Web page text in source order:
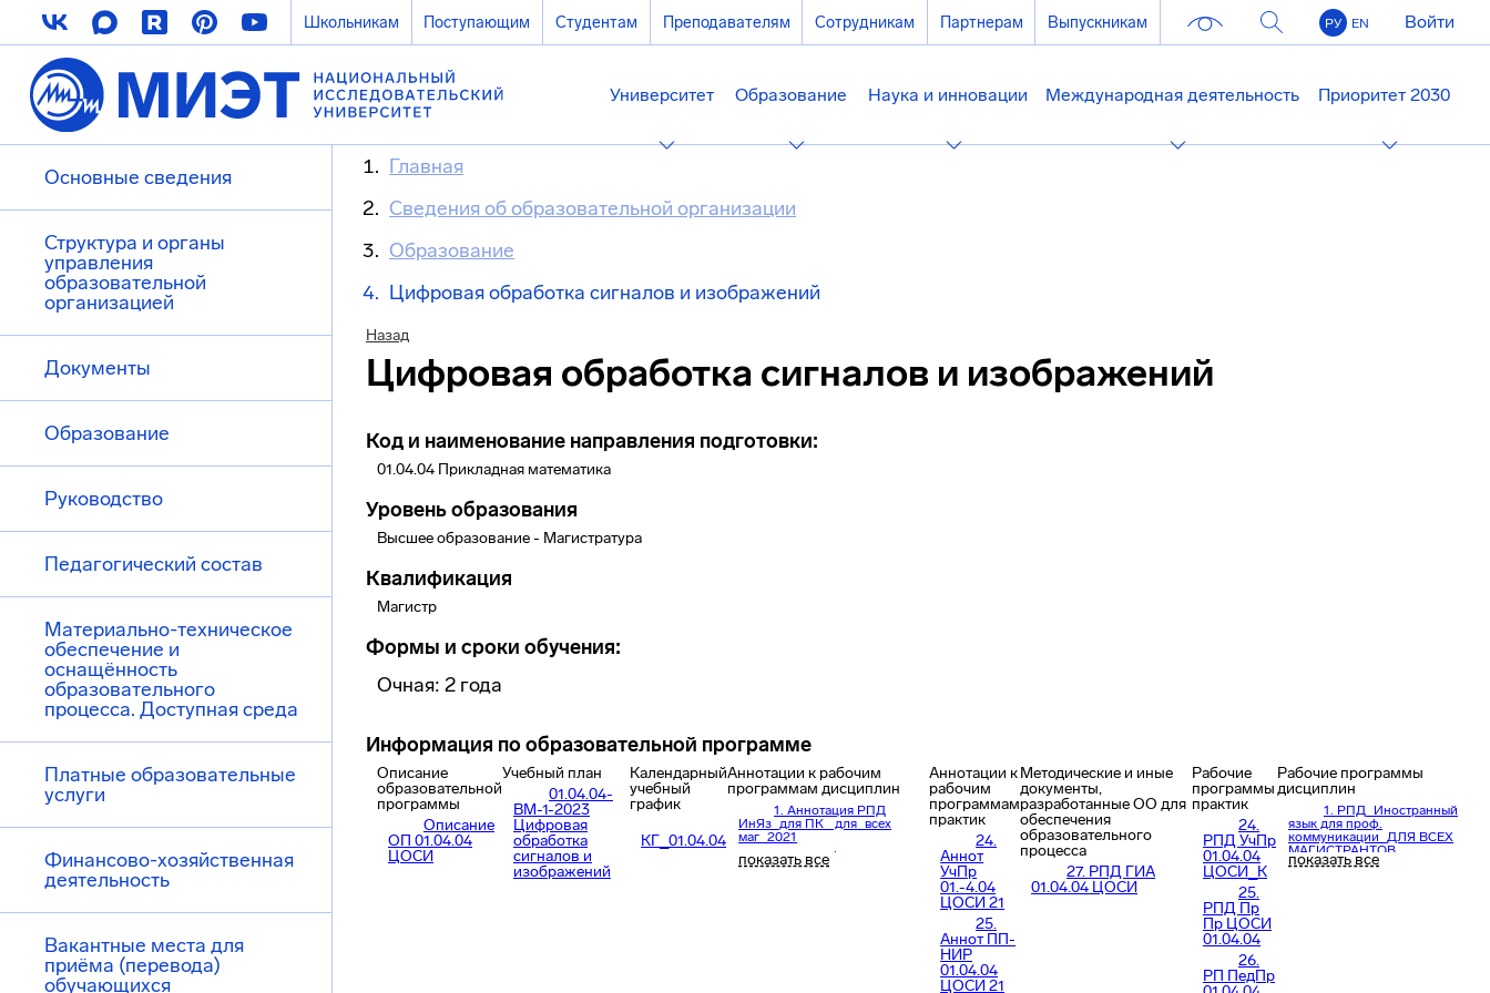
Школьникам Поступающим Студентам Преподавателям Сотрудникам Партнерам Выпускникам РУ EN Войти
Университет Образование Наука и инновации Международная деятельность Приоритет 2030
Основные сведения
Структура и органы
управления
образовательной
организацией
Документы
Образование
Руководство
Педагогический состав
Материально-техническое
обеспечение и
оснащённость
образовательного
процесса. Доступная среда
Платные образовательные
услуги
Финансово-хозяйственная
деятельность
Вакантные места для
приёма (перевода)
обучающихся
Главная
Сведения об образовательной организации
Образование
Цифровая обработка сигналов и изображений
Назад
Цифровая обработка сигналов и изображений
Код и наименование направления подготовки:
01.04.04 Прикладная математика
Уровень образования
Высшее образование - Магистратура
Квалификация
Магистр
Формы и сроки обучения:
Очная: 2 года
Информация по образовательной программе
Описание
образовательной
программы
Описание
ОП 01.04.04
ЦОСИ
Учебный план
01.04.04-
ВМ-1-2023
Цифровая
обработка
сигналов и
изображений
Календарный
учебный
график
КГ_01.04.04
Аннотации к рабочим
программам дисциплин
1. Аннотация РПД
ИнЯз_для ПК_ для_всех
маг_2021
2. Аннот ФункАн
01.04.04 21
показать все
Аннотации к
рабочим
программам
практик
24.
Аннот
УчПр
01.-4.04
ЦОСИ 21
25.
Аннот ПП-
НИР
01.04.04
ЦОСИ 21
Методические и иные
документы,
разработанные ОО для
обеспечения
образовательного
процесса
27. РПД ГИА
01.04.04 ЦОСИ
Рабочие
программы
практик
24.
РПД УчПр
01.04.04
ЦОСИ_К
25.
РПД Пр
Пр ЦОСИ
01.04.04
26.
РП ПедПр
Рабочие программы
дисциплин
1. РПД_Иностранный
язык для проф.
коммуникации_ДЛЯ ВСЕХ
МАГИСТРАНТОВ
2. РПД ФА 01.04.04_К
показать все